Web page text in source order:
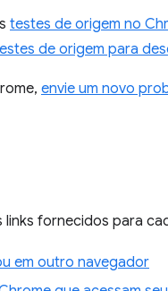
testes de origem no
de origem para
envie um novo
fornecidos para
em outro navegador